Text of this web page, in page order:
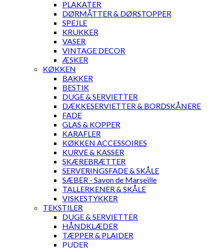
PLAKATER
DØRMÅTTER & DØRSTOPPER
SPEJLE
KRUKKER
VASER
VINTAGE DECOR
ÆSKER
KØKKEN
BAKKER
BESTIK
DUGE & SERVIETTER
DÆKKESERVIETTER & BORDSKÅNERE
FADE
GLAS & KOPPER
KARAFLER
KØKKEN ACCESSOIRES
KURVE & KASSER
SKÆREBRÆTTER
SERVERINGSFADE & SKÅLE
SÆBER - Savon de Marseille
TALLERKENER & SKÅLE
VISKESTYKKER
TEKSTILER
DUGE & SERVIETTER
HÅNDKLÆDER
TÆPPER & PLAIDER
PUDER